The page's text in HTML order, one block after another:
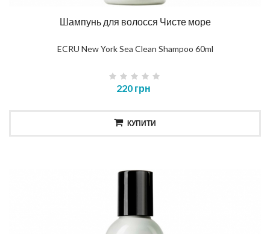
Шампунь для волосся Чисте море
ECRU New York Sea Clean Shampoo 60ml
220 грн
КУПИТИ